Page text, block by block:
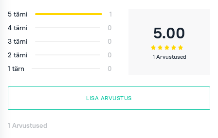
5 tärni
1
4 tärni
0
3 tärni
0
2 tärni
0
1 tärn
0
5.00
1 Arvustused
LISA ARVUSTUS
1 Arvustused